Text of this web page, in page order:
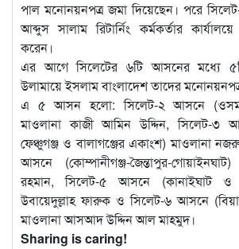
পাল মনোনয়নপত্র জমা দিয়েছেন। পরে
আব্দুস সালাম রিটার্নিং কর্মকর্তার
করেন।
এর আগে সিলেটের ৬টি আসনের মধ্যে
উলামায়ে ইসলাম বাংলাদেশ তাদের
এ ৫ আসন হলো: সিলেট-২ আসনে
মাওলানা কাজী আমিন উদ্দিন, সিলেট-৩
ফেঞ্চুগঞ্জ ও বালাগঞ্জের একাংশ) মাওলানা
আসনে (কোম্পানীগঞ্জ-জৈন্তাপুর-
রহমান, সিলেট-৫ আসনে (কানাইঘাট ও
উবায়েদুল্লাহ ফারুক ও সিলেট-৬ আসনে
মাওলানা আসআদ উদ্দিন আল মাহমুদ।
Sharing is caring!